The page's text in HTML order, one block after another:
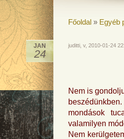
Főoldal » Egyéb
JAN
24
juditti, v, 2010-01-24
Nem is
mondások
valamilyen
Nem